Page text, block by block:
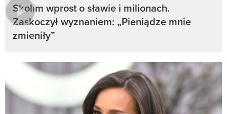
Skolim wprost o sławie i milionach.
Zaskoczył wyznaniem: „Pieniądze mnie
zmieniły”